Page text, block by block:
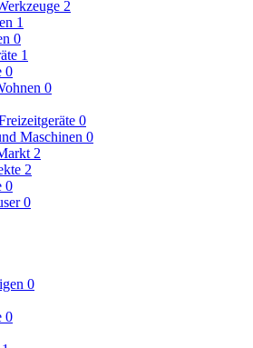
2
1
0
1
0
0
0
Maschinen 0
2
2
0
0
0
0